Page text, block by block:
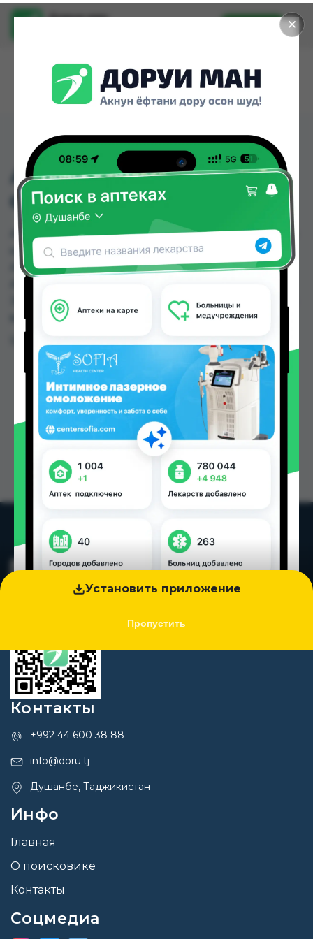
✕
Установить приложение
Пропустить
Доруи ман
Установить
АКВАЛОР ЭКСТРА
ФОРТЕ СПРЕЙ 150МЛ
АКВАЛОР ЭКСТРА ФОРТЕ СПРЕЙ 150МЛ можно
купить или заказать в аптеках, АЗИЗ ВАКО ,
Аптека + 24/7, Аптека Алфавит, Аптека Нур (Nur),
Эвалар " 9км " по цене от 78.00 TJS до 110.00 TJS
в Душанбе и других городах Таджикистана
Контакты
+992 44 600 38 88
info@doru.tj
Душанбе, Таджикистан
Инфо
Главная
О поисковике
Контакты
Соцмедиа